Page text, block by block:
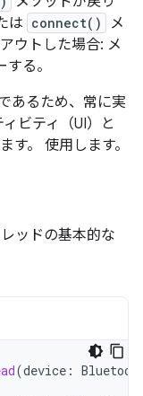
は connect()
メ
ウトした場合: メ
る。
あるため、常に実
ビティ（UI）と
す。 使用します。
ッドの基本的な
(device :